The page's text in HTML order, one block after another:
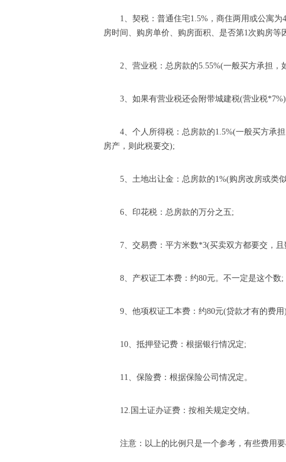
1、契税：普通住宅1.5%，商住两用或公寓
房时间、购房单价、购房面积、是否第1次购房等
2、营业税：总房款的5.55%(一般买方承担
3、如果有营业税还会附带城建税(营业税
4、个人所得税：总房款的1.5%(一般买方承
房产，则此税要交);
5、土地出让金：总房款的1%(购房改房或类
6、印花税：总房款的万分之五;
7、交易费：平方米数*3(买卖双方都要交，
8、产权证工本费：约80元。不一定是这个数;
9、他项权证工本费：约80元(贷款才有的费用
10、抵押登记费：根据银行情况定;
11、保险费：根据保险公司情况定。
12.国土证办证费：按相关规定交纳。
注意：以上的比例只是一个参考，有些费用